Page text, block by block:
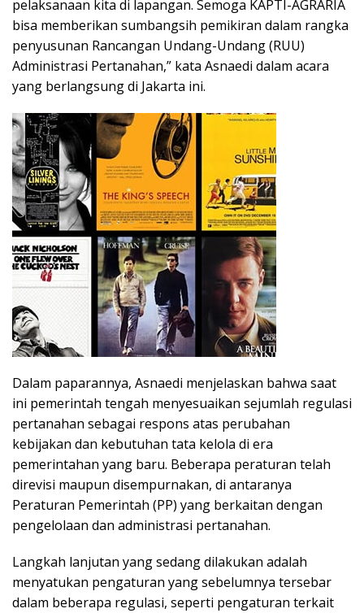
pelaksanaan kita di lapangan. Semoga KAPTI-AGRARIA
bisa memberikan sumbangsih pemikiran dalam rangka
penyusunan Rancangan Undang-Undang (RUU)
Administrasi Pertanahan,” kata Asnaedi dalam acara
yang berlangsung di Jakarta ini.
Dalam paparannya, Asnaedi menjelaskan bahwa saat
ini pemerintah tengah menyesuaikan sejumlah regulasi
pertanahan sebagai respons atas perubahan
kebijakan dan kebutuhan tata kelola di era
pemerintahan yang baru. Beberapa peraturan telah
direvisi maupun disempurnakan, di antaranya
Peraturan Pemerintah (PP) yang berkaitan dengan
pengelolaan dan administrasi pertanahan.
Langkah lanjutan yang sedang dilakukan adalah
menyatukan pengaturan yang sebelumnya tersebar
dalam beberapa regulasi, seperti pengaturan terkait